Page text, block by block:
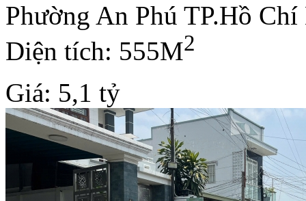
Phường An Phú TP.Hồ
Diện tích: 555M2
Giá: 5,1 tỷ